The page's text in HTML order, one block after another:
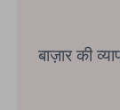
बाज़ार की